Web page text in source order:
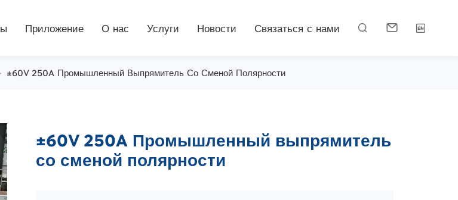
Приложение О нас Услуги Новости Связаться с нами   
±60V 250A Промышленный Выпрямитель Со Сменой Полярности
±60V 250A Промышленный выпрямитель
со сменой полярности